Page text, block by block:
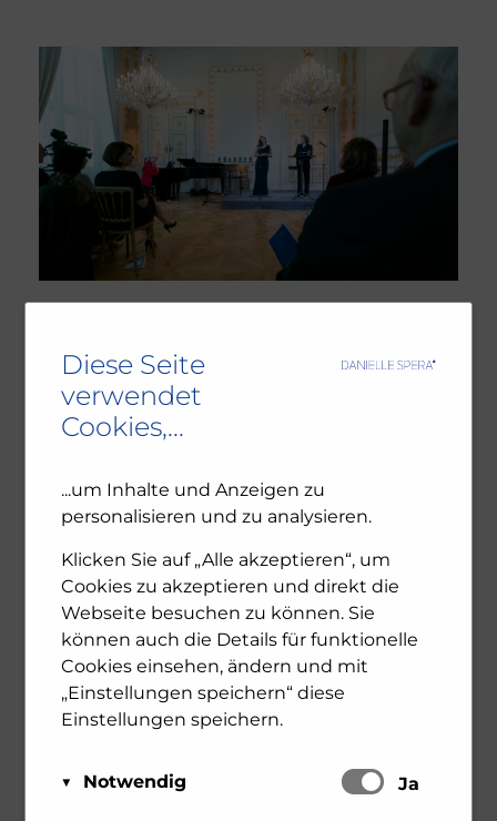
Chanukkah +
Weihnachten =
Allgemein
Von 18. bis 26. Dezember 2022 feiert das
Judentum das Lichterfest Chanukkah. Im
Andenken an das Lichtwunder nach dem
Makkabäeraufstand im 2. Jahrhundert vor
Christus wird abends ein Kerzenleuchter
entzündet ...
mehr erfahren
Diese Seite
verwendet
Cookies,...
...um Inhalte und Anzeigen zu
personalisieren und zu analysieren.
Klicken Sie auf „Alle akzeptieren“, um
Cookies zu akzeptieren und direkt die
Webseite besuchen zu können. Sie
können auch die Details für funktionelle
Cookies einsehen, ändern und mit
„Einstellungen speichern“ diese
Einstellungen speichern.
Notwendig Schalten
Ja